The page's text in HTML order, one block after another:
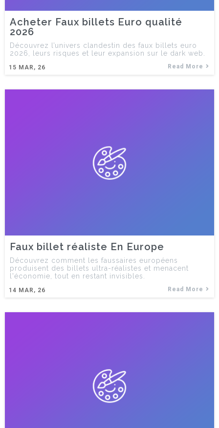
Acheter Faux billets Euro qualité
2026
15 MAR, 26
Découvrez l’univers clandestin des faux billets euro
2026, leurs risques et leur expansion sur le dark web.
Read More
Faux billet réaliste En Europe
14 MAR, 26
Découvrez comment les faussaires européens
produisent des billets ultra-réalistes et menacent
l'économie, tout en restant invisibles.
Read More